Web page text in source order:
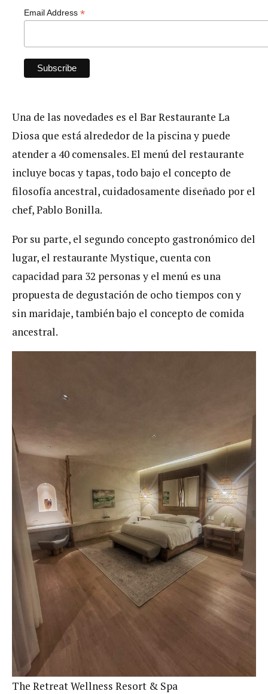
Email Address *
Una de las novedades es el Bar Restaurante La
Diosa que está alrededor de la piscina y puede
atender a 40 comensales. El menú del restaurante
incluye bocas y tapas, todo bajo el concepto de
filosofía ancestral, cuidadosamente diseñado por el
chef, Pablo Bonilla.
Por su parte, el segundo concepto gastronómico del
lugar, el restaurante Mystique, cuenta con
capacidad para 32 personas y el menú es una
propuesta de degustación de ocho tiempos con y
sin maridaje, también bajo el concepto de comida
ancestral.
The Retreat Wellness Resort & Spa